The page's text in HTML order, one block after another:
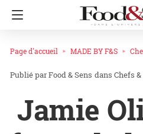
Page d'accueil MADE BY F&S
Food & Sens dans Chefs
Jamie